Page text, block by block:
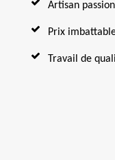
Artisan
Prix
Travail de